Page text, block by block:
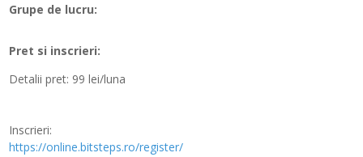
Grupe de lucru:
Pret si inscrieri:
Detalii pret: 99 lei/luna
Inscrieri:
https://online.bitsteps.ro/register/